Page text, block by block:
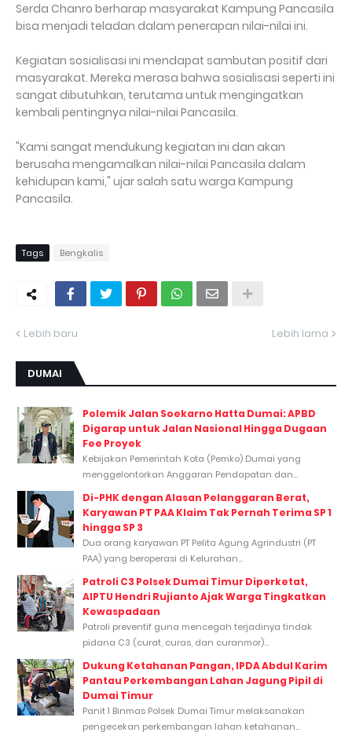
Serda Chanro berharap masyarakat Kampung Pancasila
bisa menjadi teladan dalam penerapan nilai-nilai ini.
Kegiatan sosialisasi ini mendapat sambutan positif dari
masyarakat. Mereka merasa bahwa sosialisasi seperti ini
sangat dibutuhkan, terutama untuk mengingatkan
kembali pentingnya nilai-nilai Pancasila.
"Kami sangat mendukung kegiatan ini dan akan
berusaha mengamalkan nilai-nilai Pancasila dalam
kehidupan kami," ujar salah satu warga Kampung
Pancasila.
Tags Bengkalis
Lebih baru Lebih lama
DUMAI
Polemik Jalan Soekarno Hatta Dumai: APBD
Digarap untuk Jalan Nasional Hingga Dugaan
Fee Proyek
Kebijakan Pemerintah Kota (Pemko) Dumai yang
menggelontorkan Anggaran Pendapatan dan...
Di-PHK dengan Alasan Pelanggaran Berat,
Karyawan PT PAA Klaim Tak Pernah Terima SP 1
hingga SP 3
Dua orang karyawan PT Pelita Agung Agrindustri (PT
PAA) yang beroperasi di Kelurahan...
Patroli C3 Polsek Dumai Timur Diperketat,
AIPTU Hendri Rujianto Ajak Warga Tingkatkan
Kewaspadaan
Patroli preventif guna mencegah terjadinya tindak
pidana C3 (curat, curas, dan curanmor)...
Dukung Ketahanan Pangan, IPDA Abdul Karim
Pantau Perkembangan Lahan Jagung Pipil di
Dumai Timur
Panit 1 Binmas Polsek Dumai Timur melaksanakan
pengecekan perkembangan lahan ketahanan...